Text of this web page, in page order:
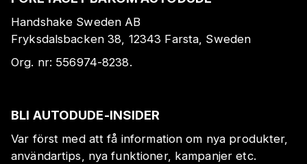
Handshake Sweden AB
Fryksdalsbacken 38, 12343 Farsta, Sweden
Org. nr: 556974-8238.
BLI AUTODUDE-INSIDER
Var först med att få information om nya produkter,
användartips, nya funktioner, kampanjer etc.